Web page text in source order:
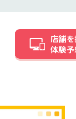
店舗を
体験